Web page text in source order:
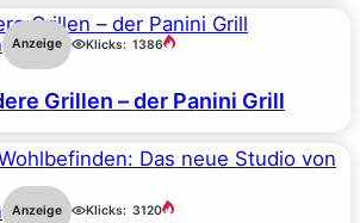
Anzeige Klicks: 1386
Grillen – der Panini Grill
Anzeige Klicks: 3120